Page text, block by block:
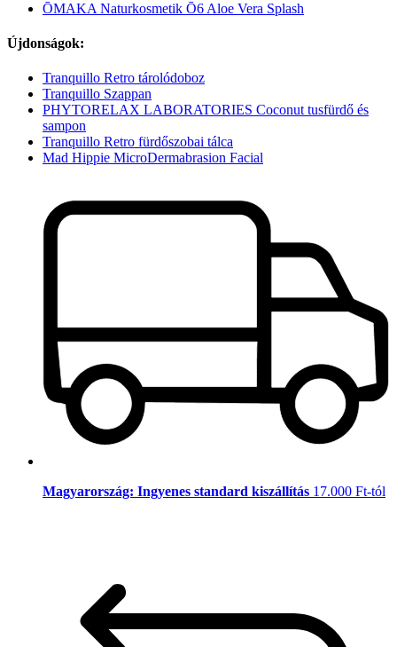
ŌMAKA Naturkosmetik Ō6 Aloe Vera Splash
Újdonságok:
Tranquillo Retro tárolódoboz
Tranquillo Szappan
PHYTORELAX LABORATORIES Coconut tusfürdő és
sampon
Tranquillo Retro fürdőszobai tálca
Mad Hippie MicroDermabrasion Facial
Magyarország: Ingyenes standard kiszállítás 17.000 Ft-tól